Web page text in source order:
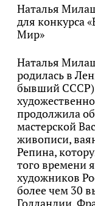
Наталья
для конкурса
Мир»
Наталья
родилась в
бывший СССР).
продолжила
мастерской
живописи,
Репина,
того времени
художников
более чем 30
Голландии,